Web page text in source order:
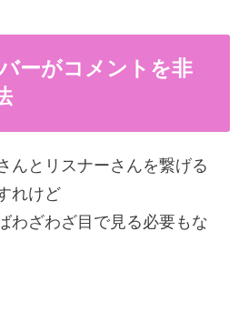
ーがコメントを非
んとリスナーさんを繋げる
れけど
わざわざ目で見る必要もな